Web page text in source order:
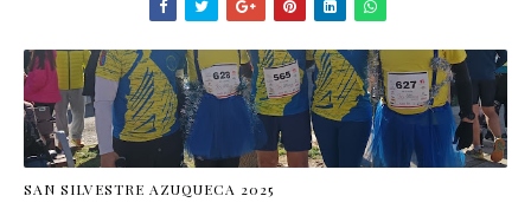
SAN SILVESTRE AZUQUECA 2025